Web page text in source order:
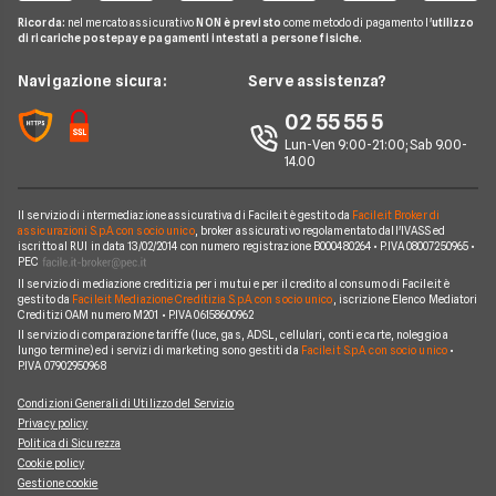
Mappa del sito
Facile.it Club
Lavora in Facile.it
Migliori Prestiti
Notizie Finanziamenti
Notizie Trading
Notizie Luce e gas
Offerte Telefonia Mobile Partita Iva
Notizie Telefonia Mobile
Notizie TV a pagamento
Noleggio Lungo Termine Senza Anticipo
Noleggio Lungo Termine Auto Usate
Noleggio Lungo Termine Auto Elettriche
Notizie noleggio
Ricorda: nel mercato assicurativo NON è previsto come metodo di pagamento l'utilizzo
di ricariche postepay e pagamenti intestati a persone fisiche.
Navigazione sicura: Serve assistenza?
02 55 55 5
Lun-Ven 9:00-21:00; Sab 9.00-
14.00
Il servizio di intermediazione assicurativa di Facile.it è gestito da Facile.it Broker di
assicurazioni S.p.A. con socio unico, broker assicurativo regolamentato dall'IVASS ed
iscritto al RUI in data 13/02/2014 con numero registrazione B000480264 • P.IVA 08007250965 •
PEC
Il servizio di mediazione creditizia per i mutui e per il credito al consumo di Facile.it è
gestito da Facile.it Mediazione Creditizia S.p.A. con socio unico , iscrizione Elenco Mediatori
Creditizi OAM numero M201 • P.IVA 06158600962
Il servizio di comparazione tariffe (luce, gas, ADSL, cellulari, conti e carte, noleggio a
lungo termine) ed i servizi di marketing sono gestiti da Facile.it S.p.A. con socio unico•
P.IVA 07902950968
Condizioni Generali di Utilizzo del Servizio
Privacy policy
Politica di Sicurezza
Cookie policy
Gestione cookie